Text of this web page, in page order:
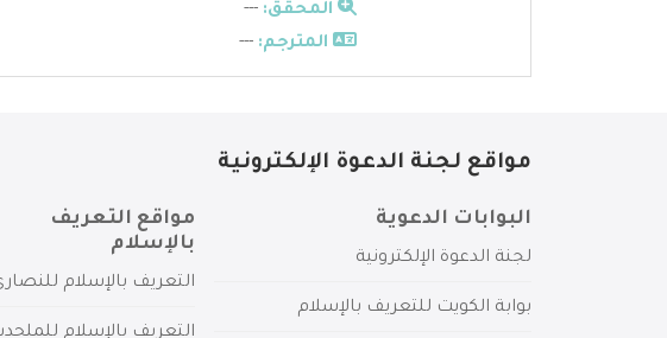
المحقق: ---
المترجم: ---
مواقع لجنة الدعوة الإلكترونية
البوابات الدعوية
لجنة الدعوة الإلكترونية
بوابة الكويت للتعريف بالإسلام
مواقع التعريف
بالإسلام
التعريف بالإسلام
التعريف بالإسلام